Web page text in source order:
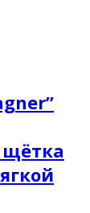
щётка